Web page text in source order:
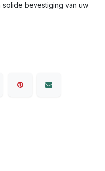
bevestiging van uw